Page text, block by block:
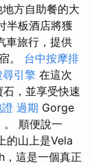
方自助餐的大
半板酒店將獲
車旅行，提供
。 台中按摩排
尋引擎 在這次
，並享受快速
過期 Gorge
。 順便說一
的山上是Vela
，這是一個真正